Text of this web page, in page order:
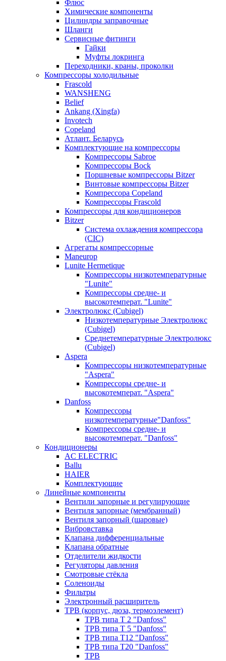
Флюс
Химические компоненты
Цилиндры заправочные
Шланги
Сервисные фитинги
Гайки
Муфты локринга
Переходники, краны, проколки
Компрессоры холодильные
Frascold
WANSHENG
Belief
Ankang (Xingfa)
Invotech
Copeland
Атлант. Беларусь
Комплектующие на компрессоры
Компрессоры Sabroe
Компрессоры Bock
Поршневые компрессоры Bitzer
Винтовые компрессоры Bitzer
Компрессора Copeland
Компрессоры Frascold
Компрессоры для кондиционеров
Bitzer
Система охлаждения компрессора
(CIC)
Агрегаты компрессорные
Maneurop
Lunite Hermetique
Компрессоры низкотемпературные
"Lunite"
Компрессоры средне- и
высокотемперат. "Lunite"
Электролюкс (Cubigel)
Низкотемпературные Электролюкс
(Cubigel)
Среднетемпературные Электролюкс
(Cubigel)
Aspera
Компрессоры низкотемпературные
"Aspera"
Компрессоры средне- и
высокотемперат. "Aspera"
Danfoss
Компрессоры
низкотемпературные"Danfoss"
Компрессоры средне- и
высокотемперат. "Danfoss"
Кондиционеры
AC ELECTRIC
Ballu
HAIER
Комплектующие
Линейные компоненты
Вентили запорные и регулирующие
Вентиля запорные (мембранный)
Вентиля запорный (шаровые)
Вибровставка
Клапана дифференциальные
Клапана обратные
Отделители жидкости
Регуляторы давления
Смотровые стёкла
Соленоиды
Фильтры
Электронный расширитель
ТРВ (корпус, дюза, термоэлемент)
ТРВ типа Т 2 "Danfoss"
ТРВ типа Т 5 "Danfoss"
ТРВ типа Т12 "Danfoss"
ТРВ типа Т20 "Danfoss"
ТРВ